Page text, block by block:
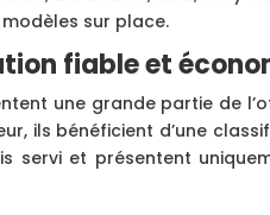
sur place.
fiable et
une grande partie de
ils bénéficient d’une
servi et présentent